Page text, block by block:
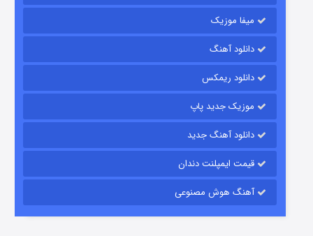
قسمت15 (دوبله) منتشر شد
میفا موزیک
دانلود آهنگ
دانلود ریمکس
موزیک جدید پاپ
دانلود آهنگ جدید
قیمت ایمپلنت دندان
آهنگ هوش مصنوعی